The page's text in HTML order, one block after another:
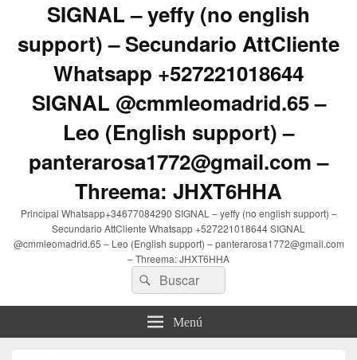
SIGNAL – yeffy (no english
support) – Secundario AttCliente
Whatsapp +527221018644
SIGNAL @cmmleomadrid.65 –
Leo (English support) –
panterarosa1772@gmail.com –
Threema: JHXT6HHA
Principal Whatsapp+34677084290 SIGNAL – yeffy (no english support) –
Secundario AttCliente Whatsapp +527221018644 SIGNAL
@cmmleomadrid.65 – Leo (English support) – panterarosa1772@gmail.com
– Threema: JHXT6HHA
Buscar
por:
Buscar
Menú